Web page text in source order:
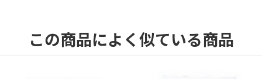
この商品によく似ている商品